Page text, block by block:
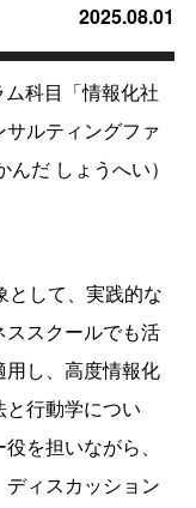
2025.08.01
科目「情報化社
ルティングファ
だ しょうへい）
として、実践的な
スクールでも活
し、高度情報化
行動学につい
を担いながら、
ィスカッション